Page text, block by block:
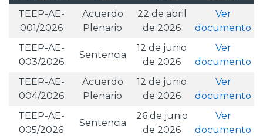
TEEP-AE-
001/2026
Acuerdo
Plenario
22 de abril
de 2026
Ver
documento
TEEP-AE-
003/2026
Sentencia
12 de junio
de 2026
Ver
documento
TEEP-AE-
004/2026
Acuerdo
Plenario
12 de junio
de 2026
Ver
documento
TEEP-AE-
005/2026
Sentencia
26 de junio
de 2026
Ver
documento